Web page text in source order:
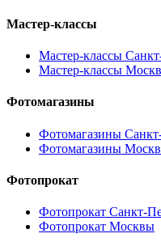
Мастер-классы
Мастер-классы
Мастер-классы
Фотомагазины
Фотомагазины
Фотомагазины
Фотопрокат
Фотопрокат Санкт-
Фотопрокат Москвы